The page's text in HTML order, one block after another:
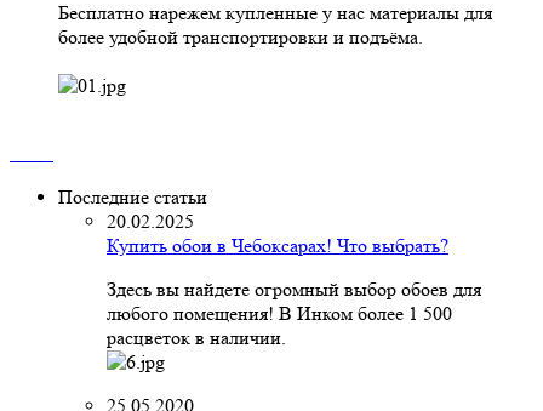
Бесплатно нарежем купленные у нас материалы для
более удобной транспортировки и подъёма.
Последние статьи
20.02.2025
Купить обои в Чебоксарах! Что выбрать?
Здесь вы найдете огромный выбор обоев для
любого помещения! В Инком более 1 500
расцветок в наличии.
25.05.2020